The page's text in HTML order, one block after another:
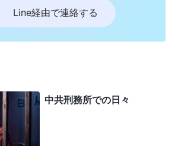
終わり際には、彼ら一人ひとりに
万元の賄賂まで渡さなければな
そうすることが、仕事に着手する
可と承認を得る唯一の方法だっ
定期的に送り込み、プロジェクト
ました。そのような検査は「所定
ましたが、実際には私たちから
Line経由で連絡する
中共刑務所での日々